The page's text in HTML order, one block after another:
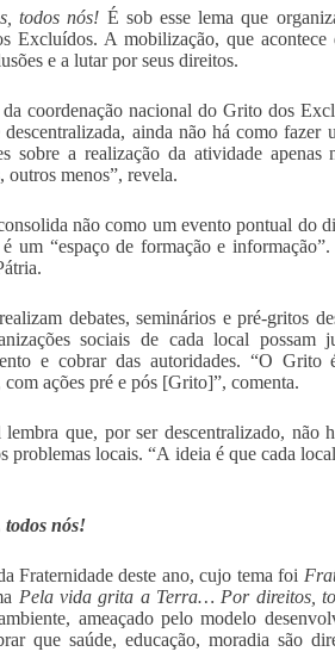
todos nós! É sob esse lema que
Excluídos. A mobilização, que acontece
e a lutar por seus direitos.
coordenação nacional do Grito dos
ainda não há como fazer
sobre a realização da atividade
outros menos”, revela.
não como um evento pontual do
“espaço de formação e informação”.
debates, seminários e pré-gritos
sociais de cada local possam
e cobrar das autoridades. “O
ações pré e pós [Grito]”, comenta.
que, por ser descentralizado, não
problemas locais. “A ideia é que cada
nós!
Fraternidade deste ano, cujo tema foi
Pela vida grita a Terra… Por direitos,
ameaçado pelo modelo
que saúde, educação, moradia são